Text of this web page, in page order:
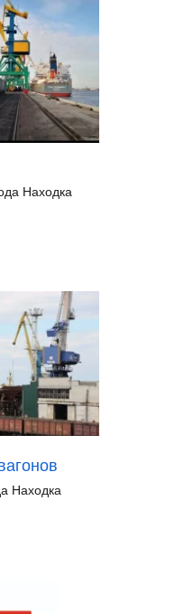
Находка
Находка